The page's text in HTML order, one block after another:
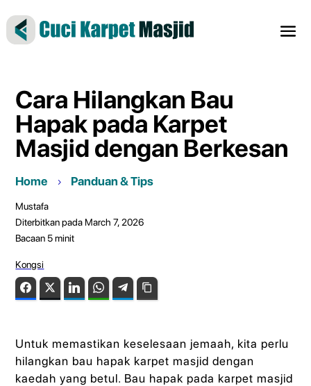
Cara Hilangkan Bau
Hapak pada Karpet
Masjid dengan Berkesan
Home Panduan & Tips
Mustafa
Diterbitkan pada March 7, 2026
Bacaan 5 minit
Kongsi
FacebookTwitter LinkedIn WhatsAppTelegram
Untuk memastikan keselesaan jemaah, kita perlu
hilangkan bau hapak karpet masjid dengan
kaedah yang betul. Bau hapak pada karpet masjid